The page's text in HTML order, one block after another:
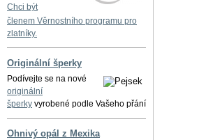
Chci být
členem Věrnostního programu pro
zlatníky.
Originální šperky
Podívejte se na nové
originální
šperky vyrobené podle Vašeho přání
Ohnivý opál z Mexika